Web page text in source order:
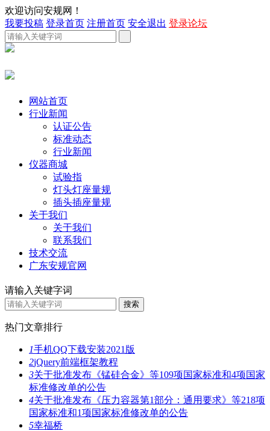
欢迎访问安规网！
我要投稿 登录首页 注册首页 安全退出 登录论坛
网站首页
行业新闻
认证公告
标准动态
行业新闻
仪器商城
试验指
灯头灯座量规
插头插座量规
关于我们
关于我们
联系我们
技术交流
广东安规官网
请输入关键字词
热门文章排行
1手机QQ下载安装2021版
2jQuery前端框架教程
3关于批准发布《锰硅合金》等109项国家标准和4项国家
标准修改单的公告
4关于批准发布《压力容器第1部分：通用要求》等218项
国家标准和1项国家标准修改单的公告
5幸福桥